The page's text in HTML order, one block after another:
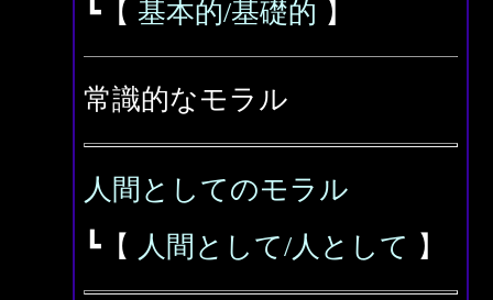
┗【 基本的/基礎的 】
常識的なモラル
人間としてのモラル
┗【 人間として/人として 】